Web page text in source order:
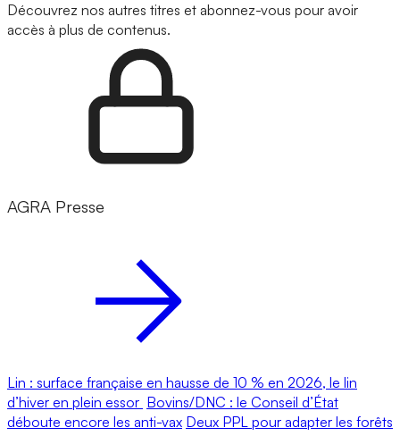
Découvrez nos autres titres et abonnez-vous pour avoir
accès à plus de contenus.
AGRA Presse
Lin : surface française en hausse de 10 % en 2026, le lin
d’hiver en plein essor Bovins/DNC : le Conseil d’État
déboute encore les anti-vax Deux PPL pour adapter les forêts